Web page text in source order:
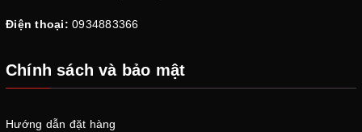
Điện thoại: 0934883366
Chính sách và bảo mật
Hướng dẫn đặt hàng